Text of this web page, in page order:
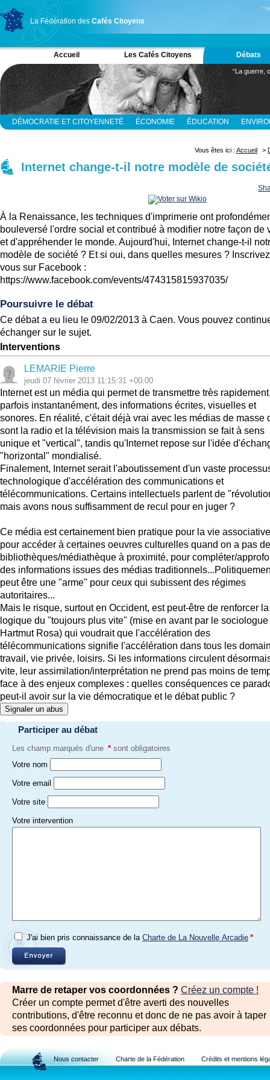
La Fédération des Cafés Citoyens
Accueil Les Cafés Citoyens Débats
“La guerre,
DÉMOCRATIE ET CITOYENNETÉ ÉCONOMIE ÉDUCATION
Vous êtes ici : Accueil >
Internet change-t-il notre modèle de
À la Renaissance, les techniques d'imprimerie ont
bouleversé l'ordre social et contribué à modifier notre façon de
et d'appréhender le monde. Aujourd'hui, Internet change-t-il
modèle de société ? Et si oui, dans quelles mesures ?
vous sur Facebook :
https://www.facebook.com/events/474315815937035/
Poursuivre le débat
Ce débat a eu lieu le 09/02/2013 à Caen. Vous pouvez
échanger sur le sujet.
Interventions
LEMARIE Pierre
jeudi 07 février 2013 11:15:31 +00:00
Internet est un média qui permet de transmettre très
parfois instantanément, des informations écrites, visuelles et
sonores. En réalité, c'était déjà vrai avec les médias de masse
sont la radio et la télévision mais la transmission se fait à sens
unique et "vertical", tandis qu'Internet repose sur l'idée
"horizontal" mondialisé.
Finalement, Internet serait l'aboutissement d'un vaste
technologique d'accélération des communications et
télécommunications. Certains intellectuels parlent de
mais avons nous suffisamment de recul pour en juger ?
Ce média est certainement bien pratique pour la vie
pour accéder à certaines oeuvres culturelles quand on a pas de
bibliothèques/médiathèque à proximité, pour compléter/
des informations issues des médias
peut être une "arme" pour ceux qui subissent des régimes
autoritaires...
Mais le risque, surtout en Occident, est peut-être de renforcer la
logique du "toujours plus vite" (mise en avant par le sociologue
Hartmut Rosa) qui voudrait que l'accélération des
télécommunications signifie l'accélération dans tous les
travail, vie privée, loisirs. Si les informations circulent
vite, leur assimilation/interprétation ne prend pas moins de
face à des enjeux complexes : quelles conséquences ce
peut-il avoir sur la vie démocratique et le débat public ?
Signaler un abus
Participer au débat
Les champ marqués d'une * sont obligatoires
Votre nom
Votre email
Votre site
Votre intervention
J'ai bien pris connaissance de la Charte de La Nouvelle Arcadie *
Marre de retaper vos coordonnées ? Créez un compte !
Créer un compte permet d'être averti des nouvelles
contributions, d'être reconnu et donc de ne pas avoir à taper
ses coordonnées pour participer aux débats.
Nous contacter Charte de la Fédération Crédits et mentions